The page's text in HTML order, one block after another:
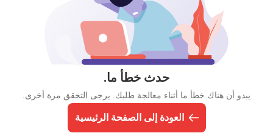
حدث خطأ ما.
يبدو أن هناك خطأ ما أثناء معالجة طلبك. يرجى التحقق مرة أخرى.
العودة إلى الصفحة الرئيسية